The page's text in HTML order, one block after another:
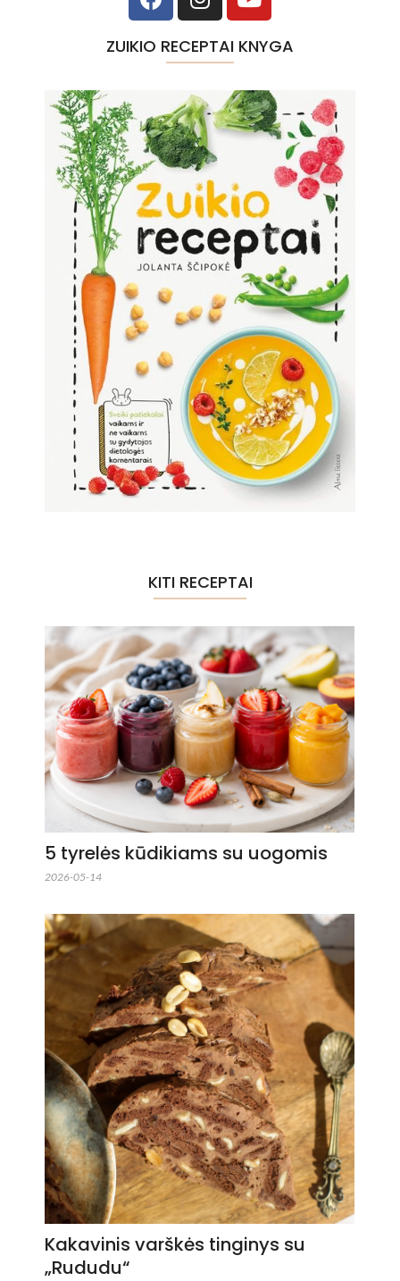
ZUIKIO RECEPTAI KNYGA
KITI RECEPTAI
5 tyrelės kūdikiams su uogomis
2026-05-14
Kakavinis varškės tinginys su
„Rududu“